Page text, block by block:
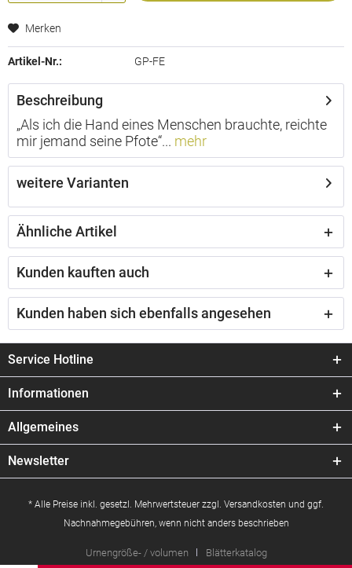
Merken
Artikel-Nr.: GP-FE
Beschreibung
„Als ich die Hand eines Menschen brauchte, reichte
mir jemand seine Pfote“... mehr
weitere Varianten
Ähnliche Artikel
Kunden kauften auch
Kunden haben sich ebenfalls angesehen
Service Hotline
Informationen
Allgemeines
Newsletter
* Alle Preise inkl. gesetzl. Mehrwertsteuer zzgl. Versandkosten und ggf.
Nachnahmegebühren, wenn nicht anders beschrieben
Urnengröße- / volumen Blätterkatalog